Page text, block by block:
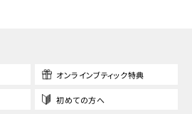
オンラインブティック特典
初めての方へ